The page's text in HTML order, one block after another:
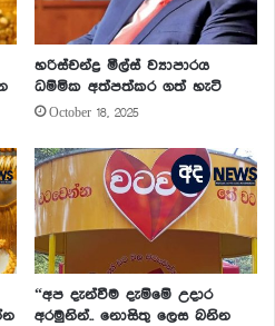
හරිස්චන්ද්‍ර මීල්ස් ව්‍යාපාරය
ධම්මික අත්පත්කර ගත් හැටි
October 18, 2025
“අප දැන්වීම දැම්මේ උදාර
අරමුනින්.. නොසිතු ලෙස බනින